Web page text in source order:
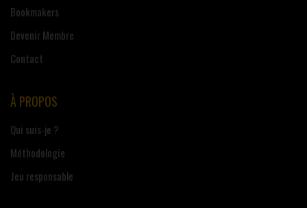
Bookmakers
Devenir Membre
Contact
À PROPOS
Qui suis-je ?
Méthodologie
Jeu responsable